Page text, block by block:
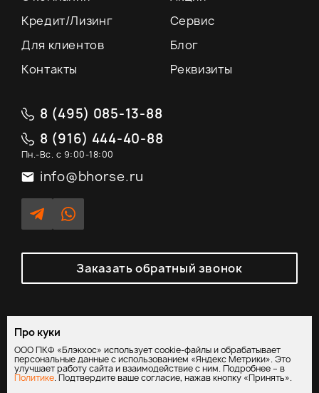
Кредит/Лизинг
Сервис
Для клиентов
Блог
Контакты
Реквизиты
8 (495) 085-13-88
8 (916) 444-40-88
Пн.-Вс. с 9:00-18:00
info@bhorse.ru
Заказать обратный звонок
Политика обработки персональных данных
обработку персональных данных
Про куки
ООО ПКФ «Блэкхос» использует cookie-файлы и обрабатывает
персональные данные с использованием «Яндекс Метрики». Это
улучшает работу сайта и взаимодействие с ним. Подробнее – в
Политике. Подтвердите ваше согласие, нажав кнопку «Принять».